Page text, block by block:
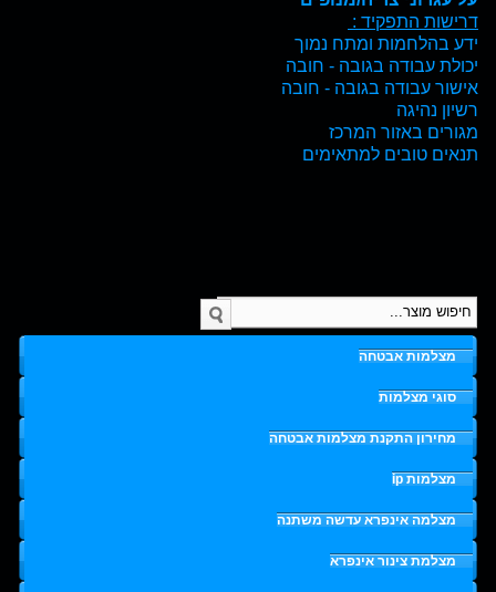
דרישות התפקיד :
ידע בהלחמות ומתח נמוך
יכולת עבודה בגובה - חובה
אישור עבודה בגובה - חובה
רשיון נהיגה
מגורים באזור המרכז
תנאים טובים למתאימים
מצלמות אבטחה
סוגי מצלמות
מחירון התקנת מצלמות אבטחה
מצלמות ip
מצלמה אינפרא עדשה משתנה
מצלמת צינור אינפרא